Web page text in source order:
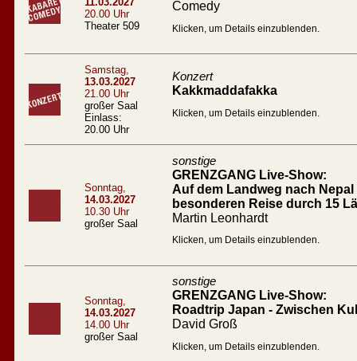
20.00 Uhr
Theater 509
Comedy
Klicken, um Details einzublenden.
Samstag,
13.03.2027
21.00 Uhr
großer Saal
Einlass:
20.00 Uhr
Konzert
Kakkmaddafakka
Klicken, um Details einzublenden.
Sonntag,
14.03.2027
10.30 Uhr
großer Saal
sonstige
GRENZGANG Live-Show:
Auf dem Landweg nach
besonderen Reise durch 15
Martin Leonhardt
Klicken, um Details einzublenden.
Sonntag,
14.03.2027
14.00 Uhr
großer Saal
sonstige
GRENZGANG Live-Show:
Roadtrip Japan - Zwischen
David Groß
Klicken, um Details einzublenden.